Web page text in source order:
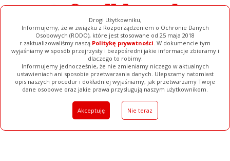
Drogi Użytkowniku,
Informujemy, że w związku z Rozporządzeniem o Ochronie Danych
Osobowych (RODO), które jest stosowane od 25 maja 2018
r.zaktualizowaliśmy naszą Politykę prywatności. W dokumencie tym
wyjaśniamy w sposób przejrzysty i bezpośredni jakie informacje zbieramy i
dlaczego to robimy.
Informujemy jednocześnie, że nie zmieniamy niczego w aktualnych
ustawieniach ani sposobie przetwarzania danych. Ulepszamy natomiast
opis naszych procedur i dokładniej wyjaśniamy, jak przetwarzamy Twoje
dane osobowe oraz jakie prawa przysługują naszym użytkownikom.
Akceptuję Nie teraz
Ogłoszenia Filmy Galerie Baza Firm Pełna Wersja